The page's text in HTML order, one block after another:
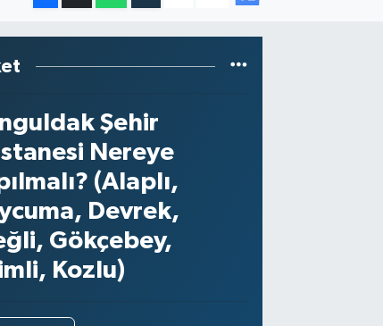
Şehir
Nereye
(Alaplı,
Devrek,
Gökçebey,
Kozlu)